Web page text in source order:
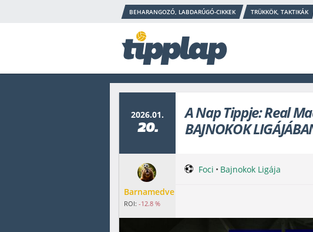
BEHARANGOZÓ, LABDARÚGÓ-CIKKEK TRÜKKÖK, TAKTIKÁK
2026.01.
20.
A Nap Tippje: Real
BAJNOKOK
Barnamedve
ROI: -12.8 %
Foci • Bajnokok Ligája